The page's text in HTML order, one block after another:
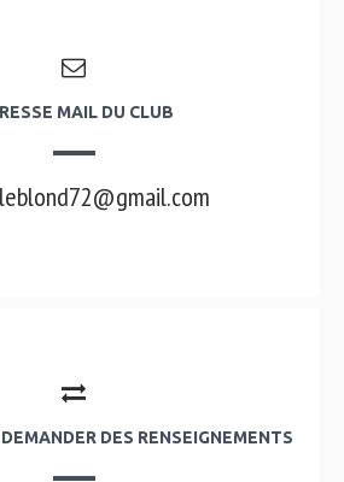
MAIL DU CLUB
DES RENSEIGNEMENTS